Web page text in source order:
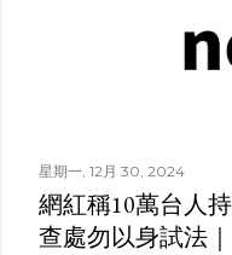
星期一, 12月 30, 2024
網紅稱10萬台人
查處勿以身試法